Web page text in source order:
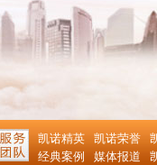
凯诺精英 凯诺荣誉
经典案例
媒体报道